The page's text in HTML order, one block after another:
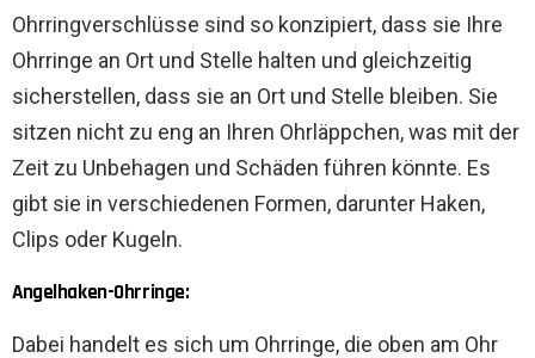
Ohrringverschlüsse sind so konzipiert, dass sie Ihre
Ohrringe an Ort und Stelle halten und gleichzeitig
sicherstellen, dass sie an Ort und Stelle bleiben. Sie
sitzen nicht zu eng an Ihren Ohrläppchen, was mit der
Zeit zu Unbehagen und Schäden führen könnte. Es
gibt sie in verschiedenen Formen, darunter Haken,
Clips oder Kugeln.
Angelhaken-Ohrringe:
Dabei handelt es sich um Ohrringe, die oben am Ohr